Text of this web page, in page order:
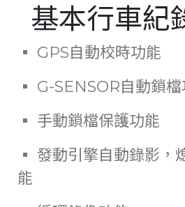
基本行車紀
▪ GPS自動校時功能
▪ G-SENSOR自動鎖檔
▪ 手動鎖檔保護功能
▪ 發動引擎自動錄影，
能